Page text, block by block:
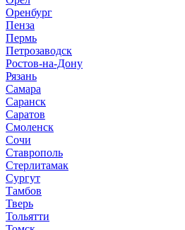
Оренбург
Пенза
Пермь
Петрозаводск
Ростов-на-Дону
Рязань
Самара
Саранск
Саратов
Смоленск
Сочи
Ставрополь
Стерлитамак
Сургут
Тамбов
Тверь
Тольятти